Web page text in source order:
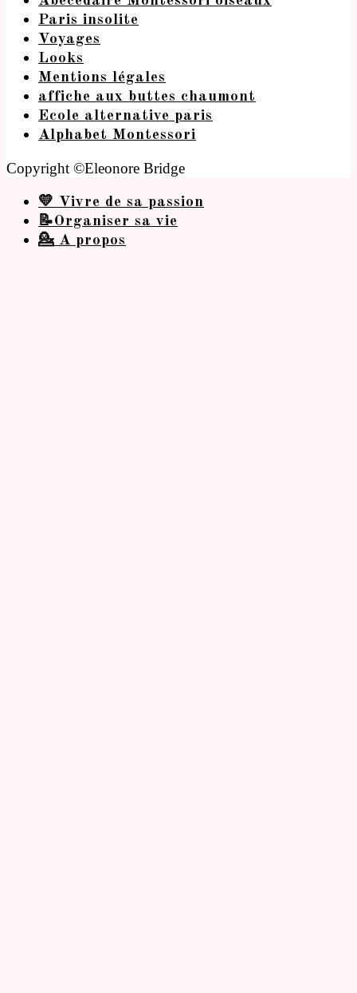
Paris insolite
Voyages
Looks
Mentions légales
affiche aux buttes chaumont
Ecole alternative paris
Alphabet Montessori
Copyright ©Eleonore Bridge
💛 Vivre de sa passion
📝Organiser sa vie
💁 A propos